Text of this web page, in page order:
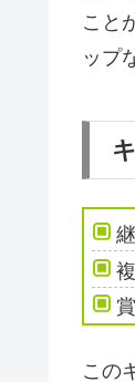
こと
ップ
この